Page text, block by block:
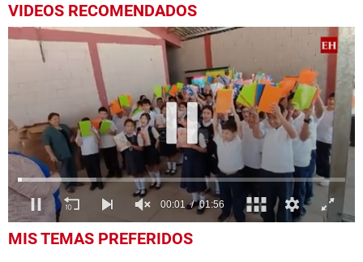
VIDEOS RECOMENDADOS
seconds
MIS TEMAS PREFERIDOS